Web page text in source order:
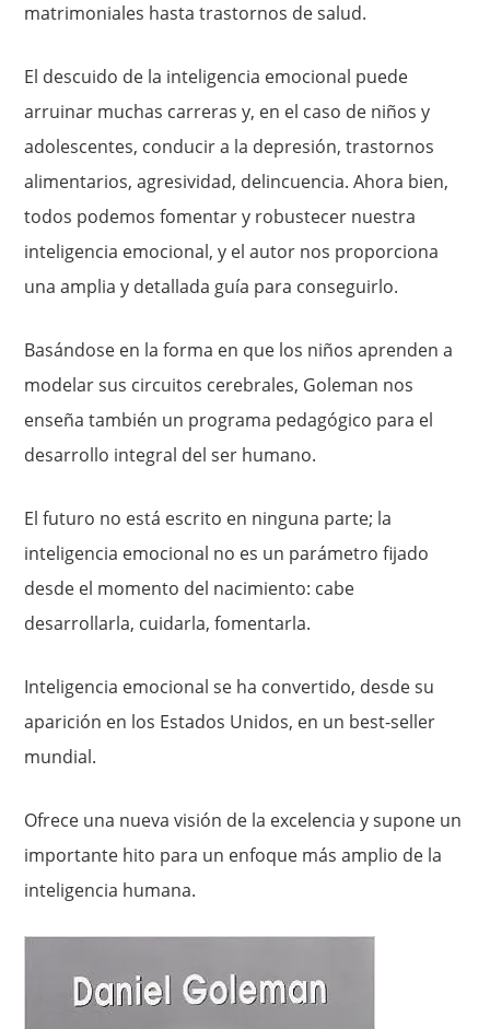
matrimoniales hasta trastornos de salud.
El descuido de la inteligencia emocional puede
arruinar muchas carreras y, en el caso de niños y
adolescentes, conducir a la depresión, trastornos
alimentarios, agresividad, delincuencia. Ahora bien,
todos podemos fomentar y robustecer nuestra
inteligencia emocional, y el autor nos proporciona
una amplia y detallada guía para conseguirlo.
Basándose en la forma en que los niños aprenden a
modelar sus circuitos cerebrales, Goleman nos
enseña también un programa pedagógico para el
desarrollo integral del ser humano.
El futuro no está escrito en ninguna parte; la
inteligencia emocional no es un parámetro fijado
desde el momento del nacimiento: cabe
desarrollarla, cuidarla, fomentarla.
Inteligencia emocional se ha convertido, desde su
aparición en los Estados Unidos, en un best-seller
mundial.
Ofrece una nueva visión de la excelencia y supone un
importante hito para un enfoque más amplio de la
inteligencia humana.